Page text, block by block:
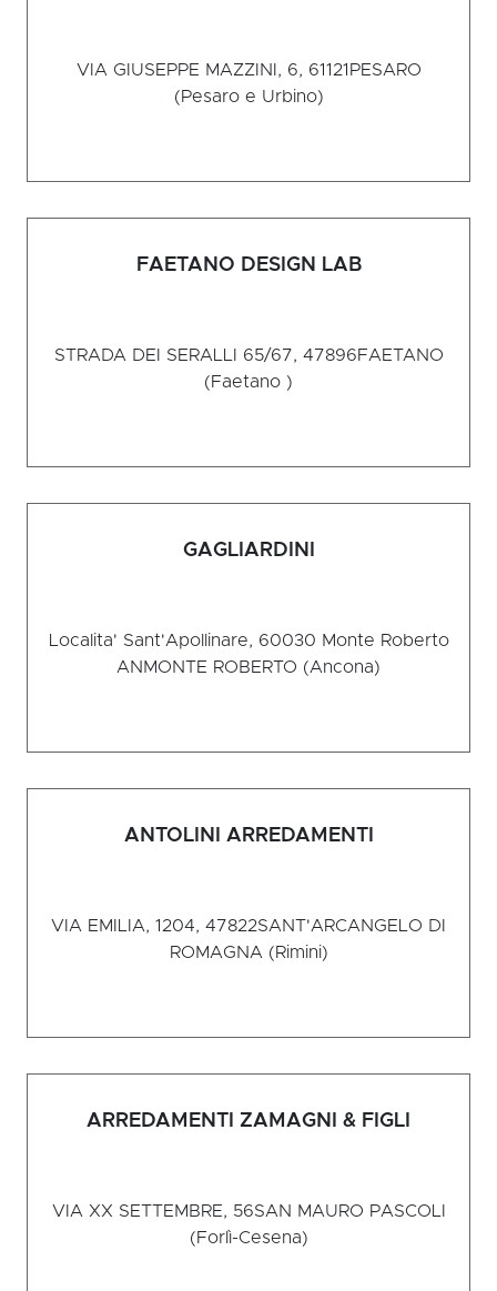
VIA GIUSEPPE MAZZINI, 6, 61121 PESARO
(Pesaro e Urbino)
FAETANO DESIGN LAB
STRADA DEI SERALLI 65/67, 47896FAETANO
(Faetano )
GAGLIARDINI
Localita' Sant'Apollinare, 60030 Monte Roberto
AN MONTE ROBERTO (Ancona)
ANTOLINI ARREDAMENTI
VIA EMILIA, 1204, 47822SANT'ARCANGELO DI
ROMAGNA (Rimini)
ARREDAMENTI ZAMAGNI & FIGLI
VIA XX SETTEMBRE, 56SAN MAURO PASCOLI
(Forlì-Cesena)